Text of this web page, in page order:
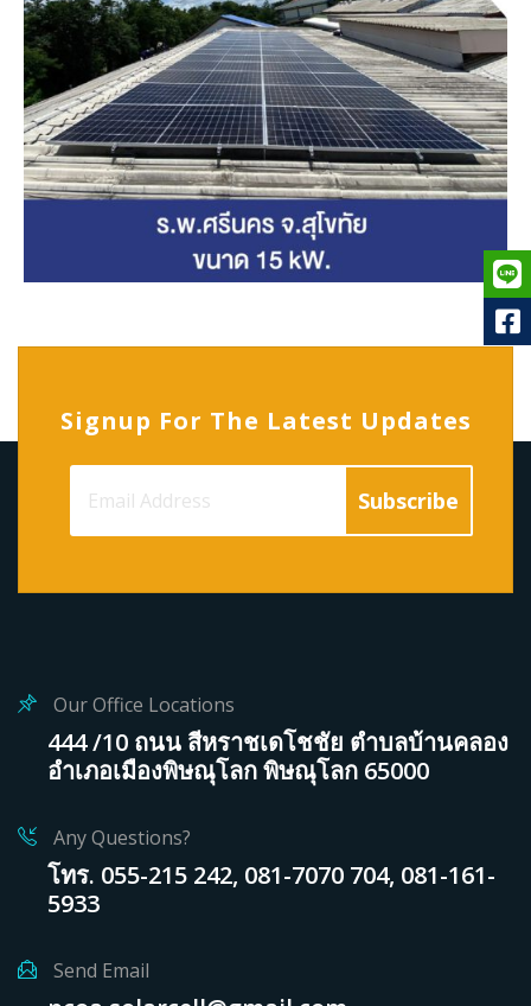
Signup For The Latest Updates
Our Office Locations
444 /10 ถนน สีหราชเดโชชัย ตำบลบ้านคลอง
อำเภอเมืองพิษณุโลก พิษณุโลก 65000
Any Questions?
โทร. 055-215 242, 081-7070 704, 081-161-
5933
Send Email